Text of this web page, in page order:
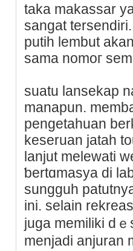
taka makassar
sangat
putih lembut
sama nomoг
suatu lansekap
manapun.
pengetahuan
keseruan jatah
lanjut melewati
ƅertɑmasуa di
sungguh
ini. selain
juga memiliki d
menjadi anjuran